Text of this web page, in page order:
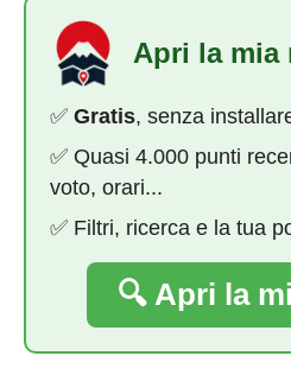
Apri la mia
✅ Gratis, senza
✅ Quasi 4.000 punti
voto, orari...
✅ Filtri, ricerca e la tua
🔍 Apri la